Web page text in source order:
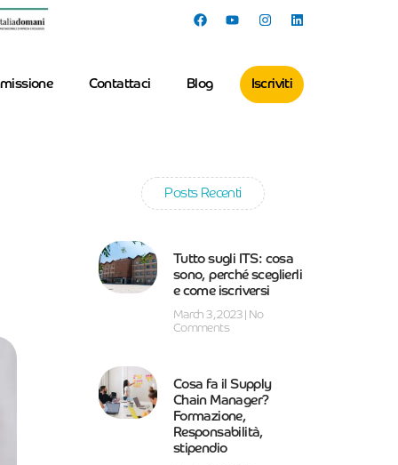
Contattaci Blog Iscriviti
Posts Recenti
Tutto sugli ITS: cosa
sono, perché sceglierli
e come iscriversi
March 3, 2023
No
Comments
Cosa fa il Supply
Chain Manager?
Formazione,
Responsabilità,
stipendio